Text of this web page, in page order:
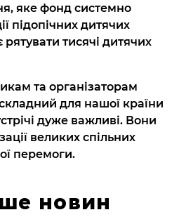
яке фонд системно
підопічних дитячих
тисячі дитячих
та організаторам
для нашої країни
дуже важливі. Вони
великих спільних
перемоги.
новин